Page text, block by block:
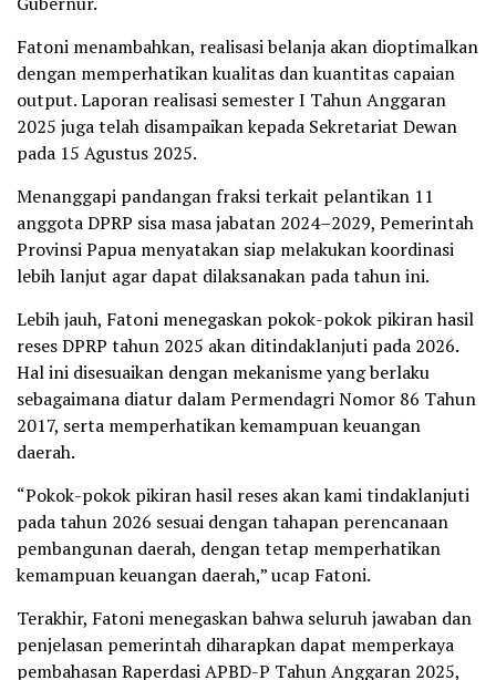
Fatoni menambahkan, realisasi belanja akan dioptimalkan
dengan memperhatikan kualitas dan kuantitas capaian
output. Laporan realisasi semester I Tahun Anggaran
2025 juga telah disampaikan kepada Sekretariat Dewan
pada 15 Agustus 2025.
Menanggapi pandangan fraksi terkait pelantikan 11
anggota DPRP sisa masa jabatan 2024–2029, Pemerintah
Provinsi Papua menyatakan siap melakukan koordinasi
lebih lanjut agar dapat dilaksanakan pada tahun ini.
Lebih jauh, Fatoni menegaskan pokok-pokok pikiran hasil
reses DPRP tahun 2025 akan ditindaklanjuti pada 2026.
Hal ini disesuaikan dengan mekanisme yang berlaku
sebagaimana diatur dalam Permendagri Nomor 86 Tahun
2017, serta memperhatikan kemampuan keuangan
daerah.
“Pokok-pokok pikiran hasil reses akan kami tindaklanjuti
pada tahun 2026 sesuai dengan tahapan perencanaan
pembangunan daerah, dengan tetap memperhatikan
kemampuan keuangan daerah,” ucap Fatoni.
Terakhir, Fatoni menegaskan bahwa seluruh jawaban dan
penjelasan pemerintah diharapkan dapat memperkaya
pembahasan Raperdasi APBD-P Tahun Anggaran 2025,